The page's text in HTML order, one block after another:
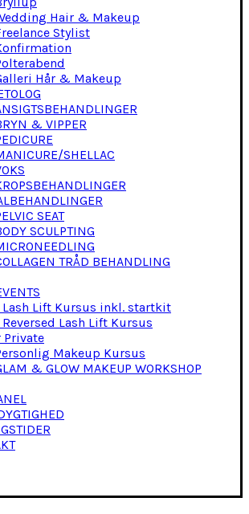
Hair & Makeup
Stylist
Hår & Makeup
& VIPPER
SHELLAC
SEAT
SCULPTING
TRÅD BEHANDLING
Lash Lift Kursus inkl. startkit
Lash Lift Kursus
Private
Makeup Kursus
& GLOW MAKEUP WORKSHOP